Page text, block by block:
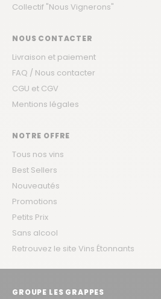
Collectif "Nous Vignerons"
NOUS CONTACTER
Livraison et paiement
FAQ / Nous contacter
CGU et CGV
Mentions légales
NOTRE OFFRE
Tous nos vins
Best Sellers
Nouveautés
Promotions
Petits Prix
Sans alcool
Retrouvez le site Vins Étonnants
GROUPE LES GRAPPES